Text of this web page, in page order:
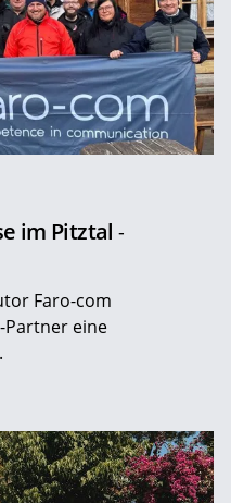
im Pitztal -
Faro-com
eine